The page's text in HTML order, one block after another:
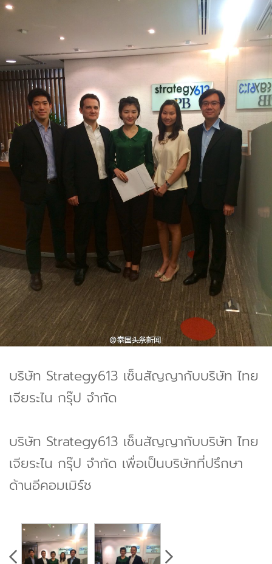
บริษัท Strategy613 เซ็นสัญญากับบริษัท ไทย
เจียระไน กรุ๊ป จำกัด
บริษัท Strategy613 เซ็นสัญญากับบริษัท ไทย
เจียระไน กรุ๊ป จำกัด เพื่อเป็นบริษัทที่ปรึกษา
ด้านอีคอมเมิร์ช